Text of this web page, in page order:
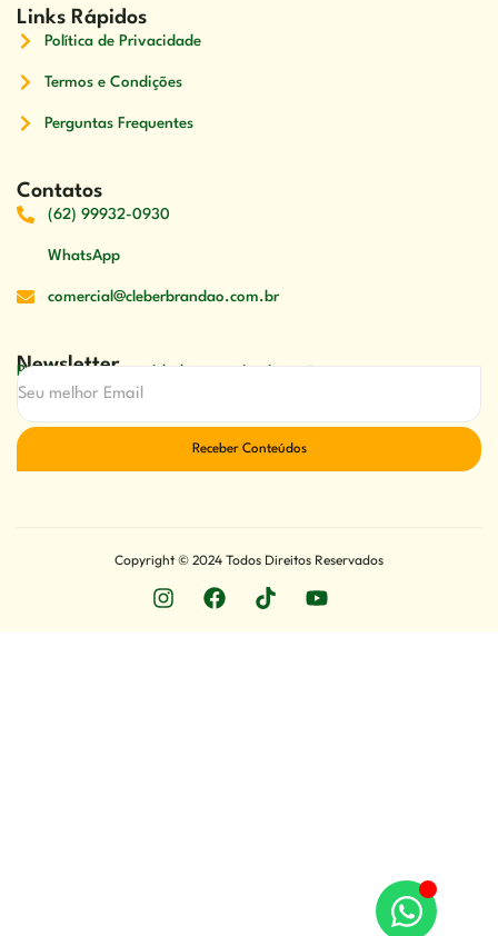
Links Rápidos
Política de Privacidade
Termos e Condições
Perguntas Frequentes
Contatos
(62) 99932-0930
WhatsApp
comercial@cleberbrandao.com.br
Newsletter
Receber nossas novidades em primeira mão
Receber Conteúdos
Copyright © 2024 Todos Direitos Reservados